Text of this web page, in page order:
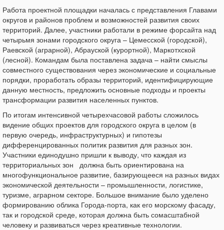
Работа проектной площадки началась с представления Главами
округов и районов проблем и возможностей развития своих
территорий. Далее, участники работали в режиме форсайта над
четырьмя зонами городского округа – Цемесской (городской),
Раевской (аграрной), Абрауской (курортной), Маркотхской
(лесной). Командам была поставлена задача – найти смыслы
совместного существования через экономические и социальные
порядки, проработать образы территорий, идентифицирующие
данную местность, предложить основные подходы и проекты
трансформации развития населенных пунктов.
По итогам интенсивной четырехчасовой работы сложилось
видение общих проектов для городского округа в целом (в
первую очередь, инфраструктурных) и гипотезы
дифференцированных политик развития для разных зон.
Участники единодушно пришли к выводу, что каждая из
территориальных зон должна быть ориентирована на
многофункциональное развитие, базирующееся на разных видах
экономической деятельности – промышленности, логистике,
туризме, аграрном секторе. Большое внимание было уделено
формированию облика Города-порта, как его морскому фасаду,
так и городской среде, которая должна быть сомасштабной
человеку и развиваться через креативные технологии.